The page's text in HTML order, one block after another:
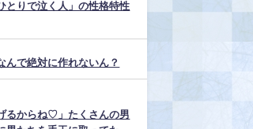
とりで泣く人」の性格特性
んで絶対に作れないん？
るからね♡」たくさんの男